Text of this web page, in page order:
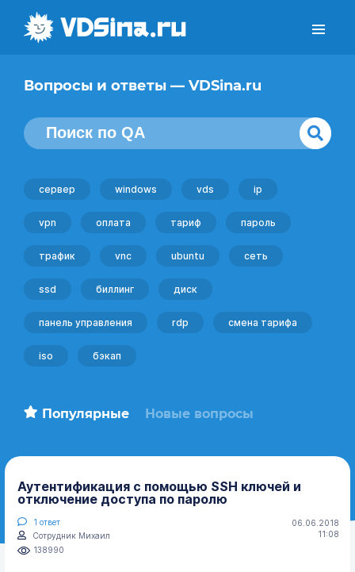
Вопросы и ответы — VDSina.ru
сервер windows vds ip
vpn оплата тариф пароль
трафик vnc ubuntu сеть
ssd биллинг диск
панель управления rdp смена тарифа
iso бэкап
Популярные Новые вопросы
Аутентификация с помощью SSH ключей и
отключение доступа по паролю
06.06.2018
11:08
1 ответ
Сотрудник Михаил
138990